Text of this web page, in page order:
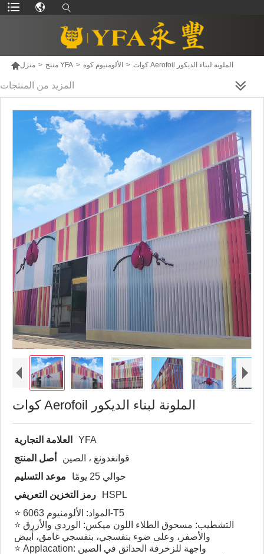
منزل > منتج YFA > الألومنيوم كوة > كوات Aerofoil الملونة لبناء الديكور
المزيد من المنتجات
كوات Aerofoil الملونة لبناء الديكور
العلامة التجارية
YFA
أصل المنتج
قوانغدونغ ، الصين
موعد التسليم
حوالي 25 يومًا
رمز التخزين التعريفي
HSPL
⭐ المواد: الألومنيوم 6063-T5
⭐ التشطيب: مسحوق الطلاء اللون ميكس: الوردي والأزرق
والأصفر، وعلى ضوء بنفسجي، بنفسجي غامق، أبيض
⭐ Applacation: واجهة للزخرفة الحدائق في الصين